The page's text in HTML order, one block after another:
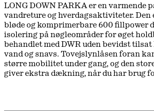
LONG DOWN PARKA er en varmende
vandreture og hverdagsaktiviteter. Den
bløde og komprimerbare 600 fillpower
isolering på nøgleområder for øget
behandlet med DWR uden bevidst
vand og snavs. Tovejslynlåsen foran
større mobilitet under gang, og den
giver ekstra dækning, når du har brug